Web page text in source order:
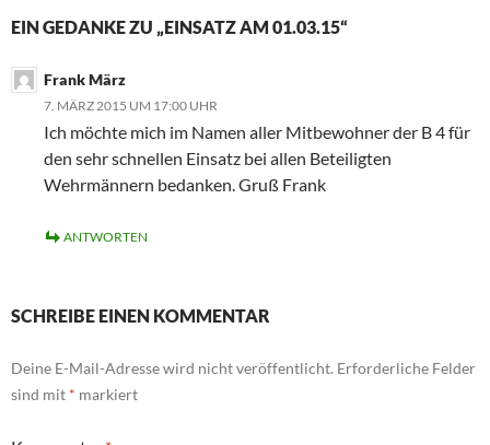
EIN GEDANKE ZU „EINSATZ AM 01.03.15“
Frank März
7. MÄRZ 2015 UM 17:00 UHR
Ich möchte mich im Namen aller Mitbewohner der B 4 für
den sehr schnellen Einsatz bei allen Beteiligten
Wehrmännern bedanken. Gruß Frank
ANTWORTEN
SCHREIBE EINEN KOMMENTAR
Deine E-Mail-Adresse wird nicht veröffentlicht. Erforderliche Felder
sind mit * markiert